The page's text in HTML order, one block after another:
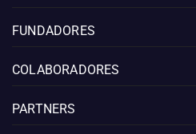
FUNDADORES
COLABORADORES
PARTNERS